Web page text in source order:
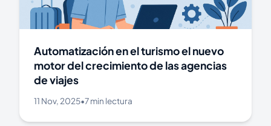
Automatización en el turismo el nuevo
motor del crecimiento de las agencias
de viajes
11 Nov, 2025•7 min lectura